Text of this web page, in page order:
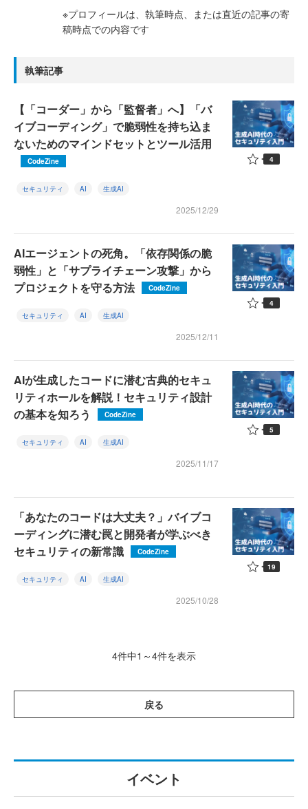
※プロフィールは、執筆時点、または直近の記事の寄
稿時点での内容です
執筆記事
【「コーダー」から「監督者」へ】「バ
イブコーディング」で脆弱性を持ち込ま
ないためのマインドセットとツール活用
CodeZine
セキュリティ AI 生成AI
2025/12/29
4
AIエージェントの死角。「依存関係の脆
弱性」と「サプライチェーン攻撃」から
プロジェクトを守る方法
CodeZine
セキュリティ AI 生成AI
2025/12/11
4
AIが生成したコードに潜む古典的セキュ
リティホールを解説！セキュリティ設計
の基本を知ろう
CodeZine
セキュリティ AI 生成AI
2025/11/17
5
「あなたのコードは大丈夫？」バイブコ
ーディングに潜む罠と開発者が学ぶべき
セキュリティの新常識
CodeZine
セキュリティ AI 生成AI
2025/10/28
19
4件中1～4件を表示
戻る
イベント